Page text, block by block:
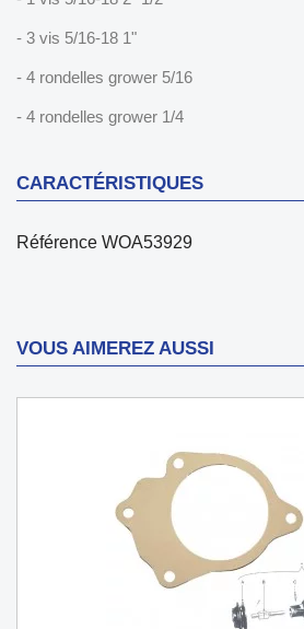
- 3 vis 5/16-18 1"
- 4 rondelles grower 5/16
- 4 rondelles grower 1/4
CARACTÉRISTIQUES
Référence WOA53929
VOUS AIMEREZ AUSSI